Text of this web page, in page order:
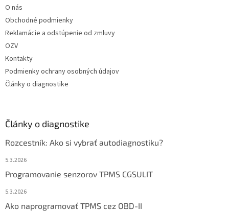
O nás
Obchodné podmienky
Reklamácie a odstúpenie od zmluvy
OZV
Kontakty
Podmienky ochrany osobných údajov
Články o diagnostike
Články o diagnostike
Rozcestník: Ako si vybrať autodiagnostiku?
5.3.2026
Programovanie senzorov TPMS CGSULIT
5.3.2026
Ako naprogramovať TPMS cez OBD-II